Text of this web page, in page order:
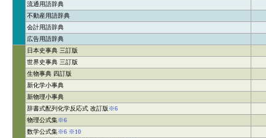
流通用語辞典
不動産用語辞典
会計用語辞典
広告用語辞典
日本史事典 三訂版
世界史事典 三訂版
生物事典 四訂版
新化学小事典
新物理小事典
辞書式配列化学反応式 改訂版※6
物理公式集※6
数学公式集※6 ※10